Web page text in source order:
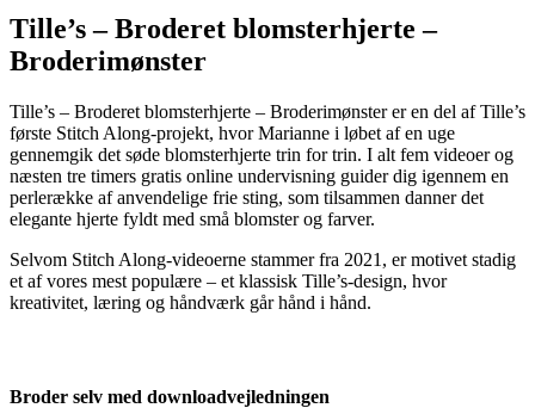
Tille’s – Broderet blomsterhjerte –
Broderimønster
Tille’s – Broderet blomsterhjerte – Broderimønster er en del af Tille’s
første Stitch Along-projekt, hvor Marianne i løbet af en uge
gennemgik det søde blomsterhjerte trin for trin. I alt fem videoer og
næsten tre timers gratis online undervisning guider dig igennem en
perlerække af anvendelige frie sting, som tilsammen danner det
elegante hjerte fyldt med små blomster og farver.
Selvom Stitch Along-videoerne stammer fra 2021, er motivet stadig
et af vores mest populære – et klassisk Tille’s-design, hvor
kreativitet, læring og håndværk går hånd i hånd.
Broder selv med downloadvejledningen